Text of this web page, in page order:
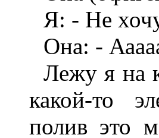
Я: - Не
Она: -
Лежу я на
какой-то
полив это